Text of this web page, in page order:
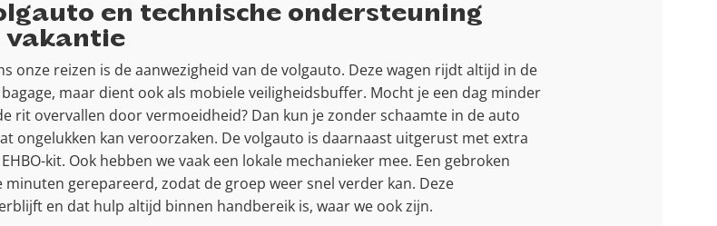
en technische ondersteuning
vakantie
onze reizen is de aanwezigheid van de volgauto. Deze wagen rijdt altijd in de
maar dient ook als mobiele veiligheidsbuffer. Mocht je een dag minder
rit overvallen door vermoeidheid? Dan kun je zonder schaamte in de auto
ongelukken kan veroorzaken. De volgauto is daarnaast uitgerust met extra
kit. Ook hebben we vaak een lokale mechanieker mee. Een gebroken
gerepareerd, zodat de groep weer snel verder kan. Deze
en dat hulp altijd binnen handbereik is, waar we ook zijn.